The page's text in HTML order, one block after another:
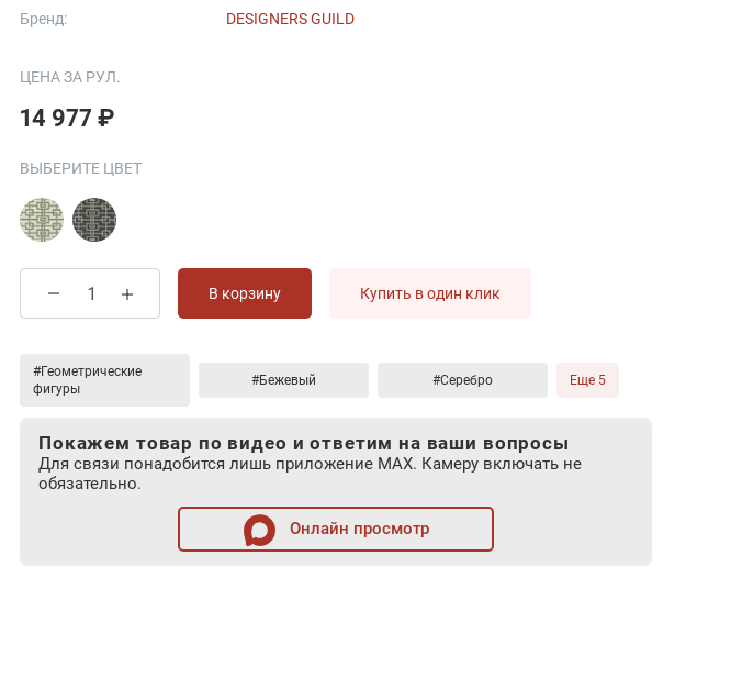
Бренд:
DESIGNERS GUILD
ЦЕНА ЗА РУЛ.
14 977 ₽
ВЫБЕРИТЕ ЦВЕТ
В корзину Купить в один клик
#Геометрические
фигуры
#Бежевый #Серебро Еще 5
Покажем товар по видео и ответим на ваши вопросы
Для связи понадобится лишь приложение MAX. Камеру включать не
обязательно.
Онлайн просмотр